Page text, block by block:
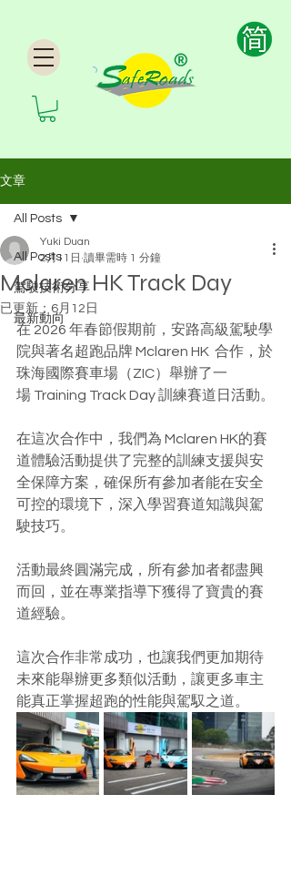
文章
All Posts
駕駛技術分享
最新動向
All Posts
Mclaren HK Track Day
Yuki Duan
2月11日 讀畢需時 1 分鐘
已更新： 6月12日
在 2026 年春節假期前，安路高級駕駛學
院與著名超跑品牌 Mclaren HK  合作，於
珠海國際賽車場（ZIC）舉辦了一
場 Training Track Day 訓練賽道日活動。
在這次合作中，我們為 Mclaren HK的賽
道體驗活動提供了完整的訓練支援與安
全保障方案，確保所有參加者能在安全
可控的環境下，深入學習賽道知識與駕
駛技巧。
活動最終圓滿完成，所有參加者都盡興
而回，並在專業指導下獲得了寶貴的賽
道經驗。
這次合作非常成功，也讓我們更加期待
未來能舉辦更多類似活動，讓更多車主
能真正掌握超跑的性能與駕馭之道。